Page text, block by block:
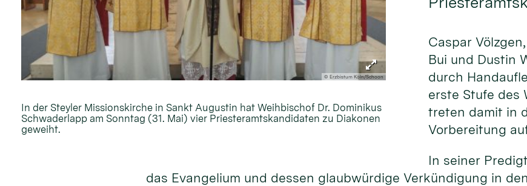
© Erzbistum Köln/Schoon
In der Steyler Missionskirche in Sankt Augustin hat Weihbischof Dr. Dominikus
Schwaderlapp am Sonntag (31. Mai) vier Priesteramtskandidaten zu Diakonen
geweiht.
Caspar
Bui und Dustin
durch
erste Stufe des
treten damit in
Vorbereitung
In seiner
das Evangelium und dessen glaubwürdige Verkündigung in